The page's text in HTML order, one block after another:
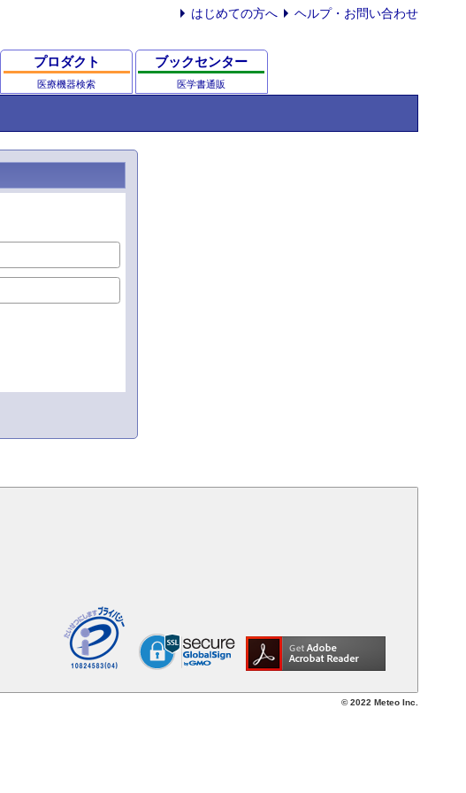
はじめての方へ ヘルプ・お問い合わせ
プロダクト
医療機器検索
ブックセンター
医学書通販
© 2022 Meteo Inc.